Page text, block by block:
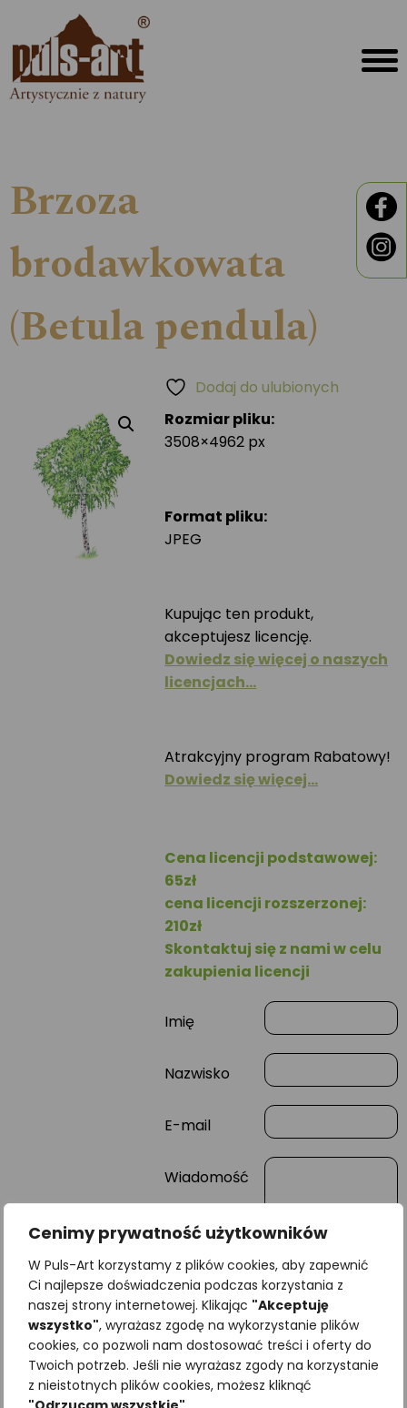
Cenimy prywatność użytkowników
W Puls-Art korzystamy z plików cookies, aby zapewnić
Ci najlepsze doświadczenia podczas korzystania z
naszej strony internetowej. Klikając "Akceptuję
wszystko", wyrażasz zgodę na wykorzystanie plików
cookies, co pozwoli nam dostosować treści i oferty do
Twoich potrzeb. Jeśli nie wyrażasz zgody na korzystanie
z nieistotnych plików cookies, możesz kliknąć
Brzoza
brodawkowata
(Betula pendula)
Rozmiar pliku:
3508×4962 px
Format pliku:
JPEG
Kupując ten produkt,
akceptujesz licencję.
Dowiedz się więcej o naszych
licencjach…
Atrakcyjny program Rabatowy!
Dowiedz się więcej…
Cena licencji podstawowej:
65zł
cena licencji rozszerzonej:
210zł
Skontaktuj się z nami w celu
zakupienia licencji
Imię
Nazwisko
E-mail
Wiadomość
Dodaj do ulubionych
Najniższa cena z ostatnich 30